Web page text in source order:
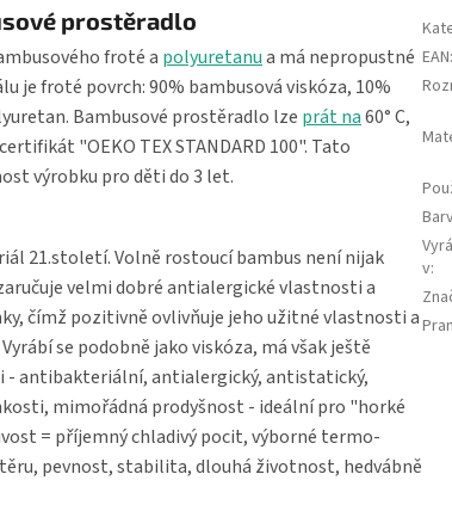
prostěradlo
froté a polyuretanua má nepropustné
je froté povrch: 90% bambusová viskóza, 10%
Bambusové prostěradlo lze prát na60° C,
"OEKO TEX STANDARD 100". Tato
výrobku pro děti do 3 let.
21.století. Volně rostoucí bambus není nijak
velmi dobré antialergické vlastnosti a
čímž pozitivně ovlivňuje jeho užitné vlastnosti a
se podobně jako viskóza, má však ještě
- antibakteriální, antialergický, antistatický,
mimořádná prodyšnost - ideální pro "horké
= příjemný chladivý pocit, výborné termo-
pevnost, stabilita, dlouhá životnost, hedvábně
EAN:
v: